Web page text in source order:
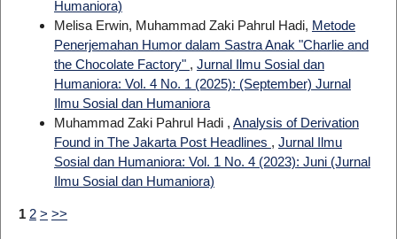
Humaniora)
Melisa Erwin, Muhammad Zaki Pahrul Hadi, Metode
Penerjemahan Humor dalam Sastra Anak "Charlie and
the Chocolate Factory" , Jurnal Ilmu Sosial dan
Humaniora: Vol. 4 No. 1 (2025): (September) Jurnal
Ilmu Sosial dan Humaniora
Muhammad Zaki Pahrul Hadi , Analysis of Derivation
Found in The Jakarta Post Headlines , Jurnal Ilmu
Sosial dan Humaniora: Vol. 1 No. 4 (2023): Juni (Jurnal
Ilmu Sosial dan Humaniora)
1 2 > >>